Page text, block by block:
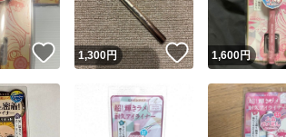
いいね！
1,300円 いいね！
1,600円